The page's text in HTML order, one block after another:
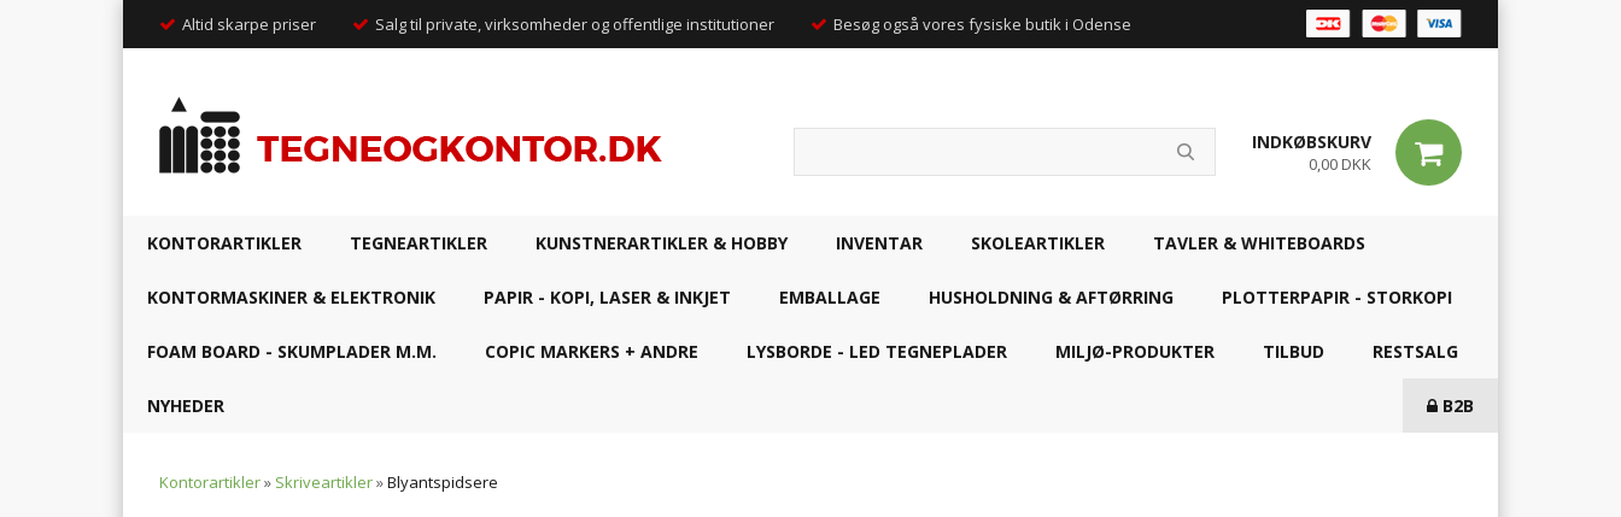
Altid skarpe priser Salg til private, virksomheder og offentlige institutioner Besøg også vores fysiske butik i Odense
INDKØBSKURV
0,00 DKK
KONTORARTIKLER TEGNEARTIKLER KUNSTNERARTIKLER & HOBBY INVENTAR SKOLEARTIKLER TAVLER & WHITEBOARDS
KONTORMASKINER & ELEKTRONIK PAPIR - KOPI, LASER & INKJET EMBALLAGE HUSHOLDNING & AFTØRRING PLOTTERPAPIR - STORKOPI
FOAM BOARD - SKUMPLADER M.M. COPIC MARKERS + ANDRE LYSBORDE - LED TEGNEPLADER MILJØ-PRODUKTER TILBUD RESTSALG
NYHEDER B2B
Kontorartikler» Skriveartikler»Blyantspidsere